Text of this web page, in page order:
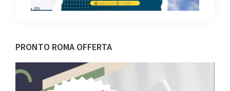
Barra
laterale
primaria
PRONTO ROMA OFFERTA